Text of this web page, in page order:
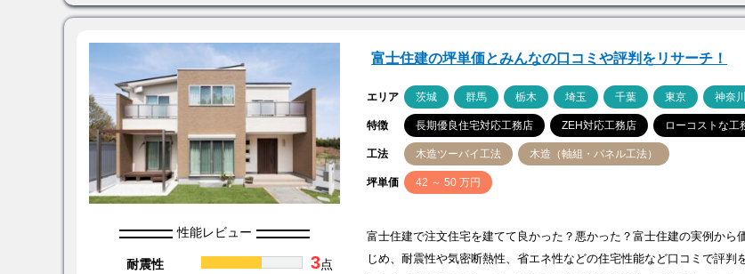
富士住建の坪単価とみんなの口コミや評判をリサーチ！
エリア 茨城 群馬 栃木 埼玉 千葉 東京 神奈川
特徴 長期優良住宅対応工務店 ZEH対応工務店 ローコストな工
工法 木造ツーバイ工法 木造（軸組・パネル工法）
坪単価 42 ～ 50 万円
性能レビュー
耐震性 3点
富士住建で注文住宅を建てて良かった？悪かった？富士住建の実例から
じめ、耐震性や気密断熱性、省エネ性などの住宅性能など口コミで評判